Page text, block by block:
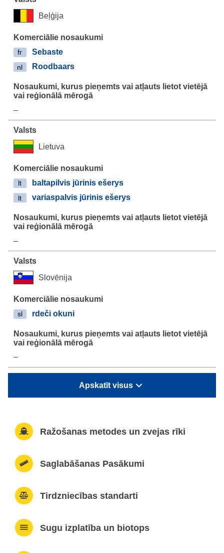
Beļģija
fr Sebaste
nl Roodbaars
–
Lietuva
lt baltapilvis jūrinis ešerys
lt variaspalvis jūrinis ešerys
–
Slovēnija
sl rdeči okuni
–
Apskatīt visus
Ražošanas metodes un zvejas rīki
Saglabāšanas Pasākumi
Tirdzniecības standarti
Sugu izplatība un biotops